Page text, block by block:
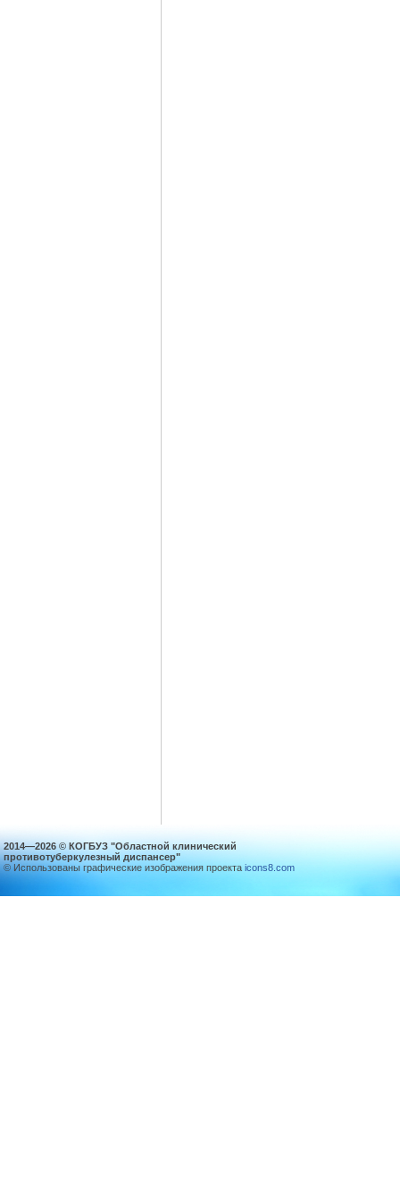
2014—2026 © КОГБУЗ "Областной клинический
противотуберкулезный диспансер"
© Использованы графические изображения проекта icons8.com